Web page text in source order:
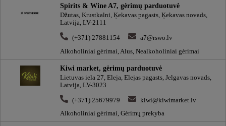
Spirits & Wine A7, gėrimų parduotuvė
Džutas, Krustkalni, Ķekavas pagasts, Ķekavas novads,
Latvija, LV-2111
(+371) 27881154
a7@rswo.lv
Alkoholiniai gėrimai, Alus, Nealkoholiniai gėrimai
Kiwi market, gėrimų parduotuvė
Lietuvas iela 27, Eleja, Elejas pagasts, Jelgavas novads,
Latvija, LV-3023
(+371) 25679979
kiwi@kiwimarket.lv
Alkoholiniai gėrimai, Gėrimų prekyba